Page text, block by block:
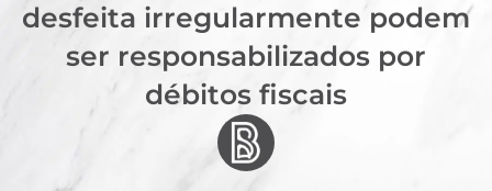
desfeita irregularmente podem
ser responsabilizados por
débitos fiscais